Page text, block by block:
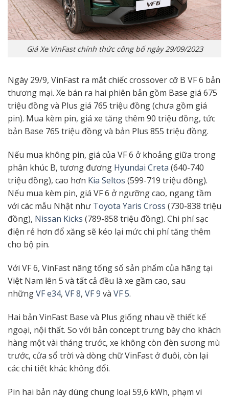
Giá Xe VinFast chính thức công bố ngày 29/09/2023
Ngày 29/9, VinFast ra mắt chiếc crossover cỡ B VF 6 bản
thương mại. Xe bán ra hai phiên bản gồm Base giá 675
triệu đồng và Plus giá 765 triệu đồng (chưa gồm giá
pin). Mua kèm pin, giá xe tăng thêm 90 triệu đồng, tức
bản Base 765 triệu đồng và bản Plus 855 triệu đồng.
Nếu mua không pin, giá của VF 6 ở khoảng giữa trong
phân khúc B, tương đương Hyundai Creta (640-740
triệu đồng), cao hơn Kia Seltos (599-719 triệu đồng).
Nếu mua kèm pin, giá VF 6 ở ngưỡng cao, ngang tầm
với các mẫu Nhật như Toyota Yaris Cross (730-838 triệu
đồng), Nissan Kicks (789-858 triệu đồng). Chi phí sạc
điện rẻ hơn đổ xăng sẽ kéo lại mức chi phí tăng thêm
cho bộ pin.
Với VF 6, VinFast nâng tổng số sản phẩm của hãng tại
Việt Nam lên 5 và tất cả đều là xe gầm cao, sau
nhữngVF e34, VF 8, VF 9 và VF 5.
Hai bản VinFast Base và Plus giống nhau về thiết kế
ngoại, nội thất. So với bản concept trưng bày cho khách
hàng một vài tháng trước, xe không còn đèn sương mù
trước, cửa sổ trời và dòng chữ VinFast ở đuôi, còn lại
các chi tiết khác không đổi.
Pin hai bản này dùng chung loại 59,6 kWh, phạm vi